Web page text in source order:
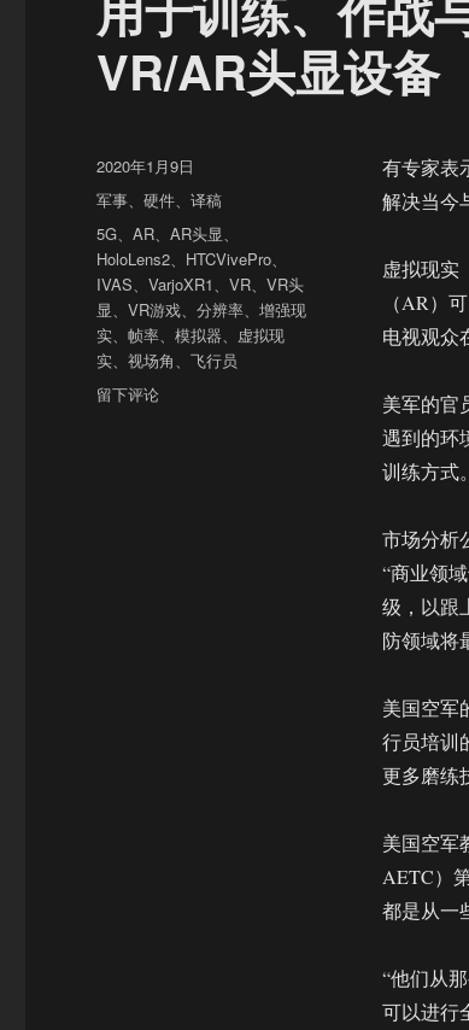
VR/AR头显设备
有专家表
解决当今
虚拟现实
（AR）
电视观众
美军的官
遇到的环
训练方式。
市场分析
“商业领
级，以跟
防领域将
美国空军
行员培训
更多磨练
美国空军
AETC）
都是从一
“他们从
可以进行
发
布
于
2020年1月9日
分
类
军事、硬件、译稿
标
签
5G、AR、AR头显、
HoloLens2、 HTCVivePro、
IVAS、VarjoXR1、VR、VR头
显、VR游戏、分辨率、增强现
实、帧率、模拟器、 虚拟现
实、视场角、飞行员
于
留下评论